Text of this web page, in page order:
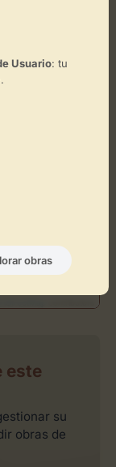
este
su
obras de
Usuario: tu
obras